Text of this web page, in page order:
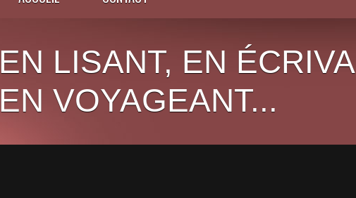
EN LISANT, EN
EN VOYAGEANT...